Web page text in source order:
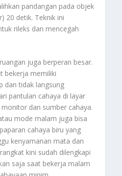
pandangan pada objek
20 detik. Teknik ini
rileks dan mencegah
juga berperan besar.
bekerja memiliki
dan tidak langsung
pantulan cahaya di layar
dan sumber cahaya.
mode malam juga bisa
cahaya biru yang
kenyamanan mata dan
kini sudah dilengkapi
saja saat bekerja malam